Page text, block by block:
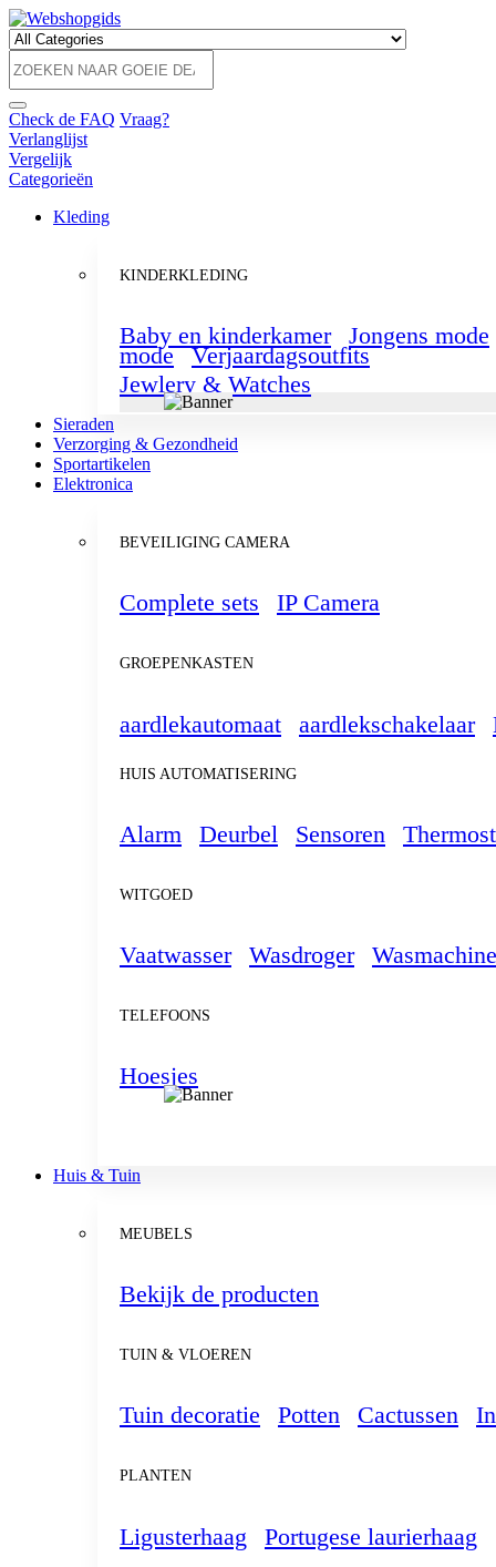
Check de FAQ Vraag?
Verlanglijst
Vergelijk
Categorieën
Kleding
KINDERKLEDING
Baby en kinderkamer Jongens mode
mode
Verjaardagsoutfits
Jewlery & Watches
Sieraden
Verzorging & Gezondheid
Sportartikelen
Elektronica
BEVEILIGING CAMERA
Complete sets IP Camera
GROEPENKASTEN
aardlekautomaat aardlekschakelaar
HUIS AUTOMATISERING
Alarm Deurbel Sensoren
WITGOED
Vaatwasser Wasdroger Wasmachine
TELEFOONS
Hoesjes
Huis & Tuin
MEUBELS
Bekijk de producten
TUIN & VLOEREN
Tuin decoratie Potten Cactussen
PLANTEN
Ligusterhaag Portugese laurierhaag